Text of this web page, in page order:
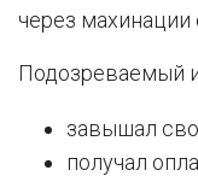
через махинации
Подозреваемый
завышал
получал